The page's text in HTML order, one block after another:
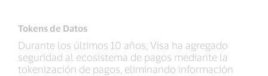
Tokens de Datos
Durante los últimos 10 años, Visa ha agregado
seguridad al ecosistema de pagos mediante la
tokenización de pagos, eliminando información